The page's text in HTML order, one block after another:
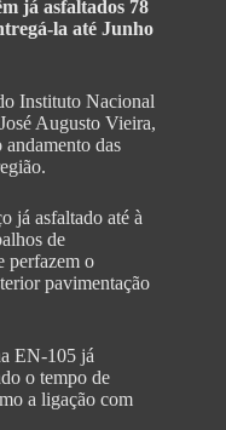
já asfaltados 78
la até Junho
Instituto Nacional
Augusto Vieira,
das
já asfaltado até à
de
perfazem o
pavimentação
EN-105 já
o tempo de
a ligação com